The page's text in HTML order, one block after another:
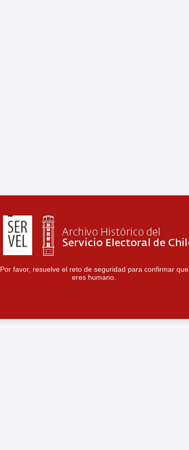
Por favor, resuelve el reto de seguridad para confirmar que
eres humano.